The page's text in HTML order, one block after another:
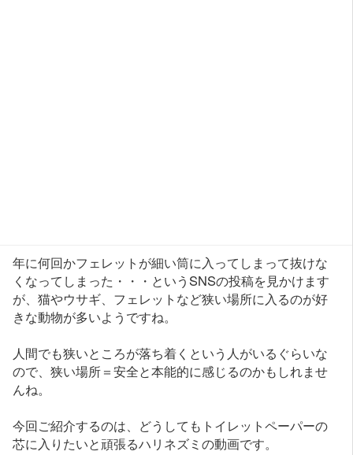
年に何回かフェレットが細い筒に入ってしまって抜けな
くなってしまった・・・というSNSの投稿を見かけます
が、猫やウサギ、フェレットなど狭い場所に入るのが好
きな動物が多いようですね。
人間でも狭いところが落ち着くという人がいるぐらいな
ので、狭い場所＝安全と本能的に感じるのかもしれませ
んね。
今回ご紹介するのは、どうしてもトイレットペーパーの
芯に入りたいと頑張るハリネズミの動画です。